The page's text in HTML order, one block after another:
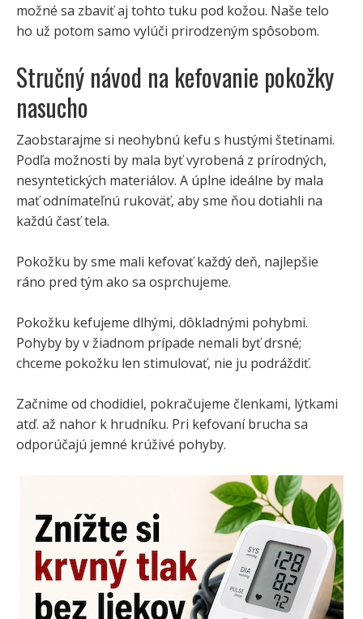
možné sa zbaviť aj tohto tuku pod kožou. Naše telo
ho už potom samo vylúči prirodzeným spôsobom.
Stručný návod na kefovanie pokožky
nasucho
Zaobstarajme si neohybnú kefu s hustými štetinami.
Podľa možnosti by mala byť vyrobená z prírodných,
nesyntetických materiálov. A úplne ideálne by mala
mať odnímateľnú rukoväť, aby sme ňou dotiahli na
každú časť tela.
Pokožku by sme mali kefovať každý deň, najlepšie
ráno pred tým ako sa osprchujeme.
Pokožku kefujeme dlhými, dôkladnými pohybmi.
Pohyby by v žiadnom prípade nemali byť drsné;
chceme pokožku len stimulovať, nie ju podráždiť.
Začnime od chodidiel, pokračujeme členkami, lýtkami
atď. až nahor k hrudníku. Pri kefovaní brucha sa
odporúčajú jemné krúživé pohyby.